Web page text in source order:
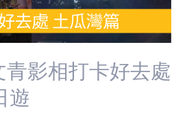
影相打卡好去處
遊